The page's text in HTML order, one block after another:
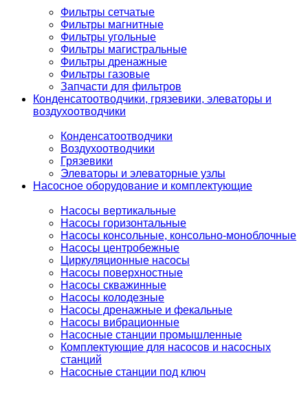
Фильтры сетчатые
Фильтры магнитные
Фильтры угольные
Фильтры магистральные
Фильтры дренажные
Фильтры газовые
Запчасти для фильтров
Конденсатоотводчики, грязевики, элеваторы и
воздухоотводчики
Конденсатоотводчики
Воздухоотводчики
Грязевики
Элеваторы и элеваторные узлы
Насосное оборудование и комплектующие
Насосы вертикальные
Насосы горизонтальные
Насосы консольные, консольно-моноблочные
Насосы центробежные
Циркуляционные насосы
Насосы поверхностные
Насосы скважинные
Насосы колодезные
Насосы дренажные и фекальные
Насосы вибрационные
Насосные станции промышленные
Комплектующие для насосов и насосных
станций
Насосные станции под ключ